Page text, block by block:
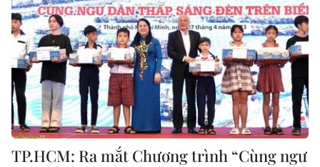
TP.HCM: Ra mắt Chương trình “Cùng ngư